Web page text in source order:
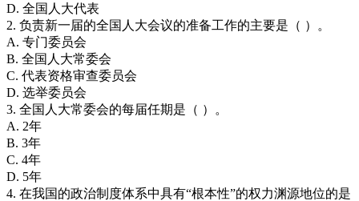
D. 全国人大代表
2. 负责新一届的全国人大会议的准备工作的主要是（ ）。
A. 专门委员会
B. 全国人大常委会
C. 代表资格审查委员会
D. 选举委员会
3. 全国人大常委会的每届任期是（ ）。
A. 2年
B. 3年
C. 4年
D. 5年
4. 在我国的政治制度体系中具有“根本性”的权力渊源地位的是